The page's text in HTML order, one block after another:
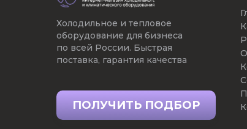
Холодильное и тепловое
оборудование для бизнеса
по всей России. Быстрая
поставка, гарантия качества
ПОЛУЧИТЬ ПОДБОР